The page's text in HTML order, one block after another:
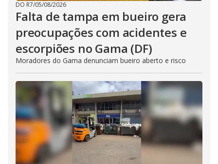
DO R7/05/08/2026
Falta de tampa em bueiro gera
preocupações com acidentes e
escorpiões no Gama (DF)
Moradores do Gama denunciam bueiro aberto e risco